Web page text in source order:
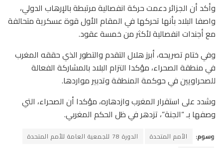
وأكد أن الجزائر دعمت حركة انفصالية مرتبطة بالإرهاب الدولي،
واصفا البلاد بأنها تحركها في المقام الأول قوة عسكرية متحالفة
مع أجندات انفصالية لأكثر من خمسة عقود.
وفي ختام تصريحه، أبرز هلال التقدم والتطور الذي حققه المغرب
في منطقة الصحراء، مؤكدا التزام البلاد بالمشاركة الفعالة
للصحراويين في حوكمة المنطقة وتدبير مواردها.
وشدد على استقرار المغرب وازدهاره، مؤكدا أن الصحراء، التي
وصفها بـ “الجنة”، تزدهر في ظل الحكم المغربي.
وسوم: الأمم المتحدة
الدورة 78 للجمعية العامة للأمم المتحدة